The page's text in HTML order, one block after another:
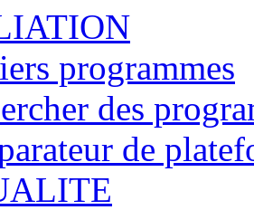
programmes
des
de